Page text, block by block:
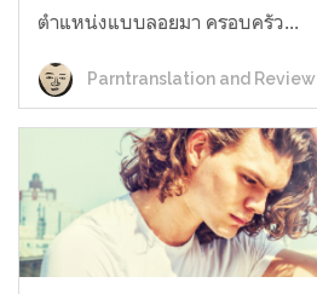
ตำแหน่งแบบลอยมา ครอบครัว...
Parntranslation and Review